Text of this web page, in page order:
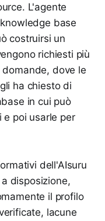
L'agente
base
costruirsi un
richiesti più
domande, dove le
ha chiesto di
in cui può
e poi usarle per
dell'AIsuru
disposizione,
il profilo
lacune